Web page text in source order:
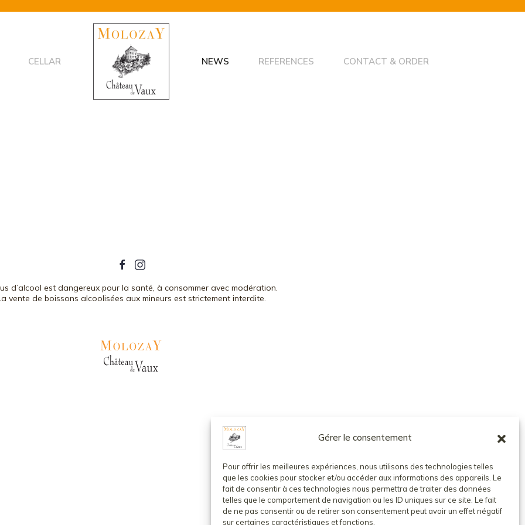
Gérer le consentement
Pour offrir les meilleures expériences, nous utilisons des technologies telles
que les cookies pour stocker et/ou accéder aux informations des appareils. Le
fait de consentir à ces technologies nous permettra de traiter des données
telles que le comportement de navigation ou les ID uniques sur ce site. Le fait
de ne pas consentir ou de retirer son consentement peut avoir un effet négatif
sur certaines caractéristiques et fonctions.
CELLAR NEWS REFERENCES CONTACT & ORDER
d’alcool est dangereux pour la santé, à consommer avec modération.
vente de boissons alcoolisées aux mineurs est strictement interdite.